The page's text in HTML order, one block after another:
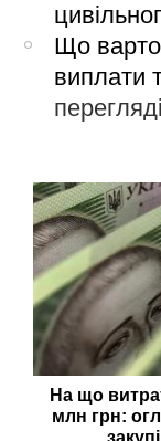
Що
виплати
На що
млн грн: